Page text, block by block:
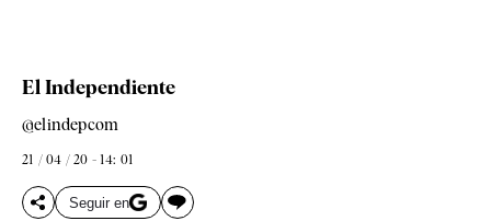
El Independiente
@elindepcom
21 / 04 / 20 - 14: 01
Seguir en